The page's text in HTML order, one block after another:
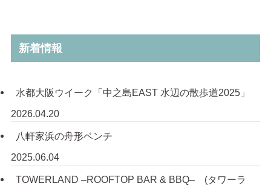
新着情報
水都大阪ウイーク「中之島EAST 水辺の散歩道2025」
2026.04.20
八軒家浜の舟形ベンチ
2025.06.04
TOWERLAND –ROOFTOP BAR & BBQ– (タワーラ